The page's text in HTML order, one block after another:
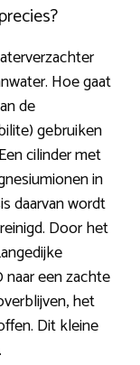
Hoe gaat
de
gebruiken
cilinder met
in
daarvan wordt
Door het
naar een zachte
het
Dit kleine